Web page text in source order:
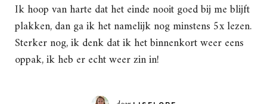
Ik hoop van harte dat het einde nooit goed bij me blijft
plakken, dan ga ik het namelijk nog minstens 5x lezen.
Sterker nog, ik denk dat ik het binnenkort weer eens
oppak, ik heb er echt weer zin in!